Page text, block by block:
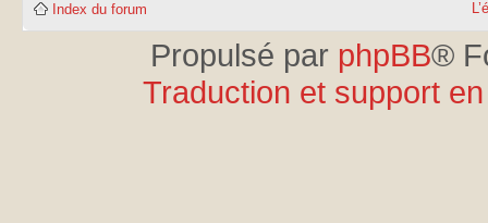
Index du forum
Propulsé par phpBB®
Traduction et support